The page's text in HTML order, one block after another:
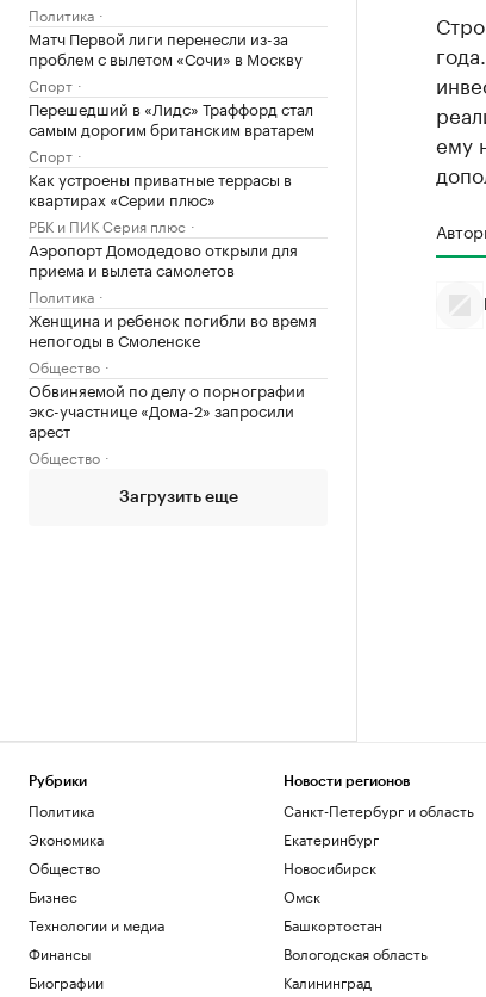
Политика
Матч Первой лиги перенесли из-за
проблем с вылетом «Сочи» в Москву
Спорт
Перешедший в «Лидс» Траффорд стал
самым дорогим британским вратарем
Спорт
Как устроены приватные террасы в
квартирах «Серии плюс»
РБК и ПИК Серия плюс
Аэропорт Домодедово открыли для
приема и вылета самолетов
Политика
Женщина и ребенок погибли во время
непогоды в Смоленске
Общество
Обвиняемой по делу о порнографии
экс-участнице «Дома-2» запросили
арест
Общество
Загрузить еще
ему
Рубрики
Политика
Экономика
Общество
Бизнес
Технологии и медиа
Финансы
Биографии
Новости регионов
Санкт-Петербург и область
Екатеринбург
Новосибирск
Омск
Башкортостан
Вологодская область
Калининград